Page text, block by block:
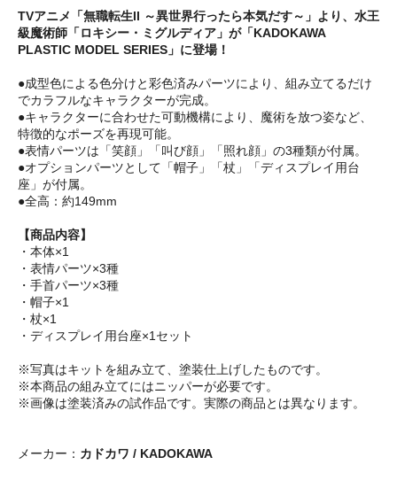
TVアニメ「無職転生II ～異世界行ったら本気だす～」より、水王
級魔術師「ロキシー・ミグルディア」が「KADOKAWA
PLASTIC MODEL SERIES」に登場！
●成型色による色分けと彩色済みパーツにより、組み立てるだけ
でカラフルなキャラクターが完成。
●キャラクターに合わせた可動機構により、魔術を放つ姿など、
特徴的なポーズを再現可能。
●表情パーツは「笑顔」「叫び顔」「照れ顔」の3種類が付属。
●オプションパーツとして「帽子」「杖」「ディスプレイ用台
座」が付属。
●全高：約149mm
【商品内容】
・本体×1
・表情パーツ×3種
・手首パーツ×3種
・帽子×1
・杖×1
・ディスプレイ用台座×1セット
※写真はキットを組み立て、塗装仕上げしたものです。
※本商品の組み立てにはニッパーが必要です。
※画像は塗装済みの試作品です。実際の商品とは異なります。
メーカー： カドカワ / KADOKAWA